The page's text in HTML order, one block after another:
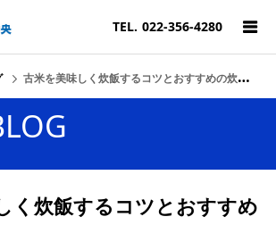
TEL. 022-356-4280
古米を美味しく炊飯するコツとおすすめの炊飯器
く炊飯するコツとおすすめ